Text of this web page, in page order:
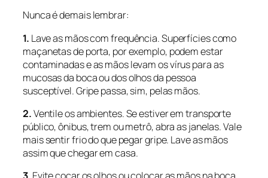
Nunca é demais lembrar:
1. Lave as mãos com frequência. Superfícies como
maçanetas de porta, por exemplo, podem estar
contaminadas e as mãos levam os vírus para as
mucosas da boca ou dos olhos da pessoa
susceptível. Gripe passa, sim, pelas mãos.
2.Ventile os ambientes. Se estiver em transporte
público, ônibus, trem ou metrô, abra as janelas. Vale
mais sentir frio do que pegar gripe. Lave as mãos
assim que chegar em casa.